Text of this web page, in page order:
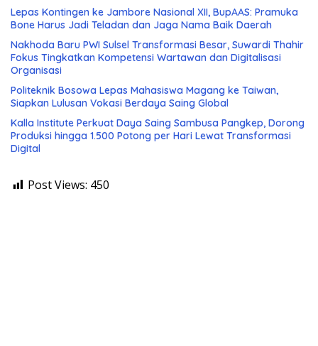
Lepas Kontingen ke Jambore Nasional XII, BupAAS: Pramuka
Bone Harus Jadi Teladan dan Jaga Nama Baik Daerah
Nakhoda Baru PWI Sulsel Transformasi Besar, Suwardi Thahir
Fokus Tingkatkan Kompetensi Wartawan dan Digitalisasi
Organisasi
Politeknik Bosowa Lepas Mahasiswa Magang ke Taiwan,
Siapkan Lulusan Vokasi Berdaya Saing Global
Kalla Institute Perkuat Daya Saing Sambusa Pangkep, Dorong
Produksi hingga 1.500 Potong per Hari Lewat Transformasi
Digital
Post Views: 450